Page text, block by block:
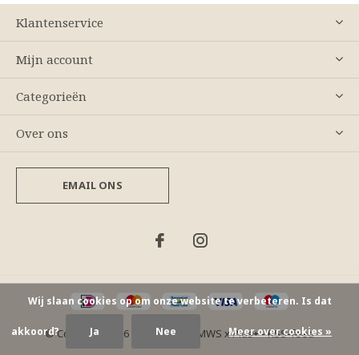
Klantenservice
Mijn account
Categorieën
Over ons
EMAIL ONS
© Copyright 2026 - Theme By DMWS xPlus+-RSS-feed
Wij slaan cookies op om onze website te verbeteren. Is dat
akkoord? Ja Nee Meer over cookies »